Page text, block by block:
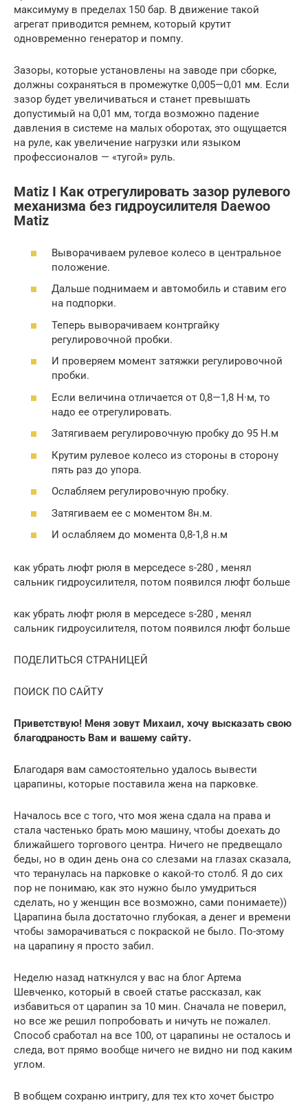
максимуму в пределах 150 бар. В движение такой
агрегат приводится ремнем, который крутит
одновременно генератор и помпу.
Зазоры, которые установлены на заводе при сборке,
должны сохраняться в промежутке 0,005—0,01 мм. Если
зазор будет увеличиваться и станет превышать
допустимый на 0,01 мм, тогда возможно падение
давления в системе на малых оборотах, это ощущается
на руле, как увеличение нагрузки или языком
профессионалов — «тугой» руль.
Matiz I Как отрегулировать зазор рулевого
механизма без гидроусилителя Daewoo
Matiz
Выворачиваем рулевое колесо в центральное
положение.
Дальше поднимаем и автомобиль и ставим его
на подпорки.
Теперь выворачиваем контргайку
регулировочной пробки.
И проверяем момент затяжки регулировочной
пробки.
Если величина отличается от 0,8—1,8 Н·м, то
надо ее отрегулировать.
Затягиваем регулировочную пробку до 95 Н.м
Крутим рулевое колесо из стороны в сторону
пять раз до упора.
Ослабляем регулировочную пробку.
Затягиваем ее с моментом 8н.м.
И ослабляем до момента 0,8-1,8 н.м
как убрать люфт рюля в мерседесе s-280 , менял
сальник гидроусилителя, потом появился люфт больше
как убрать люфт рюля в мерседесе s-280 , менял
сальник гидроусилителя, потом появился люфт больше
ПОДЕЛИТЬСЯ СТРАНИЦЕЙ
ПОИСК ПО САЙТУ
Приветствую! Меня зовут Михаил, хочу высказать свою
благодраность Вам и вашему сайту.
Благодаря вам самостоятельно удалось вывести
царапины, которые поставила жена на парковке.
Началось все с того, что моя жена сдала на права и
стала частенько брать мою машину, чтобы доехать до
ближайшего торгового центра. Ничего не предвещало
беды, но в один день она со слезами на глазах сказала,
что теранулась на парковке о какой-то столб. Я до сих
пор не понимаю, как это нужно было умудриться
сделать, но у женщин все возможно, сами понимаете))
Царапина была достаточно глубокая, а денег и времени
чтобы заморачиваться с покраской не было. По-этому
на царапину я просто забил.
Неделю назад наткнулся у вас на блог Артема
Шевченко, который в своей статье рассказал, как
избавиться от царапин за 10 мин. Сначала не поверил,
но все же решил попробовать и ничуть не пожалел.
Способ сработал на все 100, от царапины не осталось и
следа, вот прямо вообще ничего не видно ни под каким
углом.
В вобщем сохраню интригу, для тех кто хочет быстро